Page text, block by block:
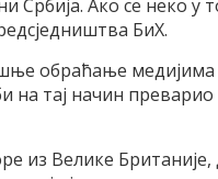
Србија. Ако се неко у
БиХ.
обраћање медијима
на тај начин
из Велике Британије,